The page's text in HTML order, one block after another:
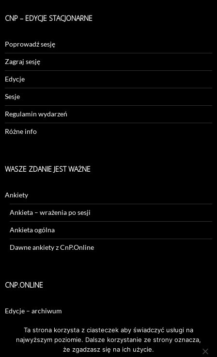
CNP – EDYCJE STACJONARNE
Poprowadź sesję
Zagraj sesję
Edycje
Sesje
Regulamin wydarzeń
Różne info
WASZE ZDANIE JEST WAŻNE
Ankiety
Ankieta – wrażenia po sesji
Ankieta ogólna
Dawne ankiety z CnP.Online
CNP.ONLINE
Edycje – archiwum
Sesje – archiwum
Ta strona korzysta z ciasteczek aby świadczyć usługi na
najwyższym poziomie. Dalsze korzystanie ze strony oznacza,
że zgadzasz się na ich użycie.